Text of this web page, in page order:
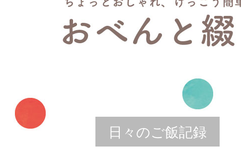
日々のご飯記録